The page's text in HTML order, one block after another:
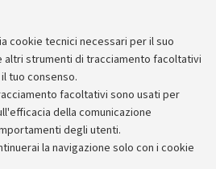
cookie tecnici necessari per il suo
altri strumenti di tracciamento facoltativi
tuo consenso.
facoltativi sono usati per
della comunicazione
degli utenti.
la navigazione solo con i cookie
community
strategico
Bilanci
e 5x1000